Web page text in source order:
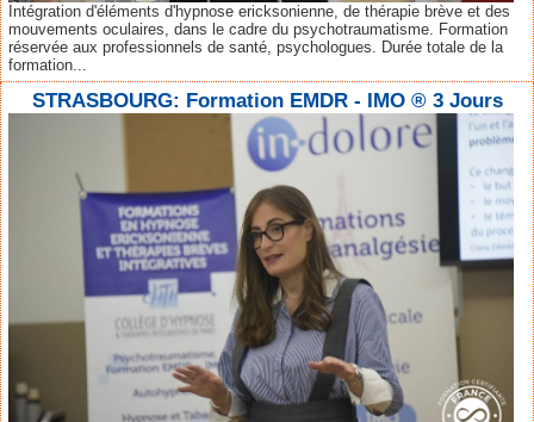
Intégration d'éléments d'hypnose ericksonienne, de thérapie brève et des
mouvements oculaires, dans le cadre du psychotraumatisme. Formation
réservée aux professionnels de santé, psychologues. Durée totale de la
formation...
STRASBOURG: Formation EMDR - IMO ® 3 Jours